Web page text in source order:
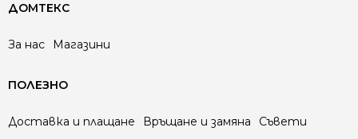
ДОМТЕКС
За нас Магазини
ПОЛЕЗНО
Доставка и плащане Връщане и замяна Съвети